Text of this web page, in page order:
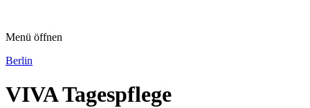
Menü öffnen
Berlin
VIVA Tagespflege